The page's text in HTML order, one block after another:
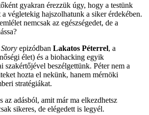
gyakran érezzük úgy, hogy a testünk
végletekig hajszolhatunk a siker érdekében.
nemcsak az egészségedet, de a
epizódban Lakatos Péterrel, a
élet) és a biohacking egyik
szakértőjével beszélgettünk. Péter nem a
hozta el nekünk, hanem mérnöki
stratégiákat.
az adásból, amit már ma elkezdhetsz
sikeres, de elégedett is legyél.